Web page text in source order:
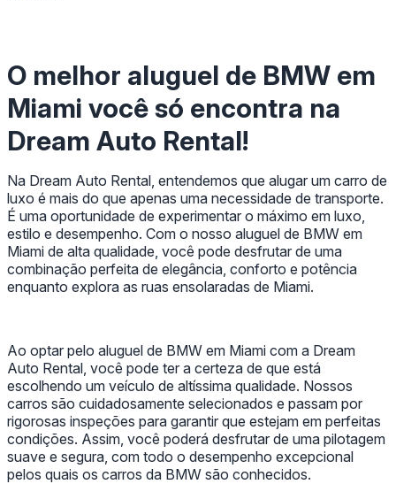
O melhor aluguel de BMW em
Miami você só encontra na
Dream Auto Rental!
Na Dream Auto Rental, entendemos que alugar um carro de
luxo é mais do que apenas uma necessidade de transporte.
É uma oportunidade de experimentar o máximo em luxo,
estilo e desempenho. Com o nosso aluguel de BMW em
Miami de alta qualidade, você pode desfrutar de uma
combinação perfeita de elegância, conforto e potência
enquanto explora as ruas ensolaradas de Miami.
Ao optar pelo aluguel de BMW em Miami com a Dream
Auto Rental, você pode ter a certeza de que está
escolhendo um veículo de altíssima qualidade. Nossos
carros são cuidadosamente selecionados e passam por
rigorosas inspeções para garantir que estejam em perfeitas
condições. Assim, você poderá desfrutar de uma pilotagem
suave e segura, com todo o desempenho excepcional
pelos quais os carros da BMW são conhecidos.